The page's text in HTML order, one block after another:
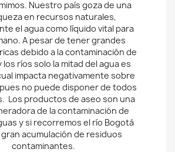
Nuestro país goza de una
en recursos naturales,
el agua como líquido vital para
A pesar de tener grandes
debido a la contaminación de
los ríos solo la mitad del agua es
impacta negativamente sobre
no puede disponer de todos
Los productos de aseo son una
de la contaminación de
y si recorremos el río Bogotá
gran acumulación de residuos
contaminantes.